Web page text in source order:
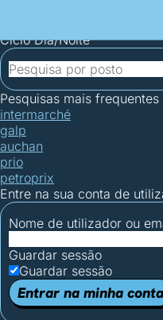
Ciclo Dia/Noite
Pesquisas mais frequentes
intermarché
galp
auchan
prio
petroprix
Entre na sua conta de
Nome de utilizador ou
Guardar sessão
Guardar sessão
Entrar na minha conta